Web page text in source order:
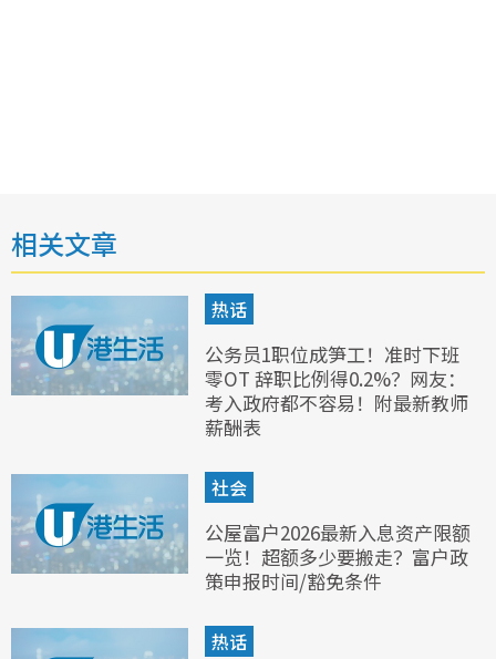
相关文章
热话
公务员1职位成笋工！准时下班
零OT 辞职比例得0.2%？网友：
考入政府都不容易！附最新教师
薪酬表
社会
公屋富户2026最新入息资产限额
一览！超额多少要搬走？富户政
策申报时间/豁免条件
热话